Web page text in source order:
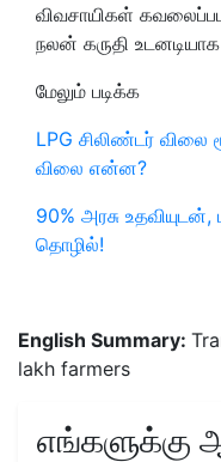
விவசாயிகள்
நலன் கருதி
மேலும் படிக்க
LPG சிலிண்டர் விலை
விலை என்ன?
90% அரசு
தொழில்!
English Summary:
lakh farmers
எங்களுக்கு